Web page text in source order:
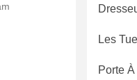
Les
Porte